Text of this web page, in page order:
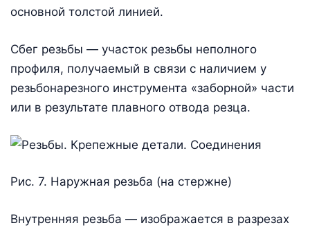
основной толстой линией.
Сбег резьбы — участок резьбы неполного
профиля, получаемый в связи с наличием у
резьбонарезного инструмента «заборной» части
или в результате плавного отвода резца.
Рис. 7. Наружная резьба (на стержне)
Внутренняя резьба — изображается в разрезах